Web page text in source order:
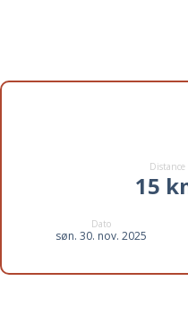
Distance
15
Dato
søn. 30. nov. 2025